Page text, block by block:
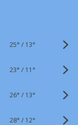
25° / 13°
23° / 11°
26° / 13°
28° / 12°